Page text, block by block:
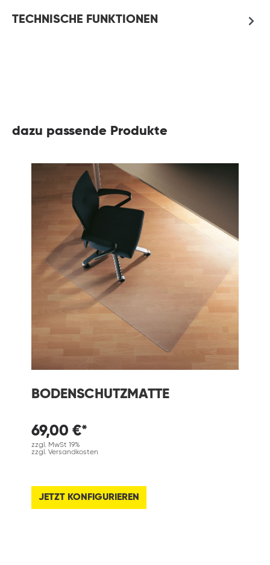
TECHNISCHE FUNKTIONEN
dazu passende Produkte
BODENSCHUTZMATTE
69,00 €*
zzgl. MwSt 19%
zzgl. Versandkosten
JETZT KONFIGURIEREN